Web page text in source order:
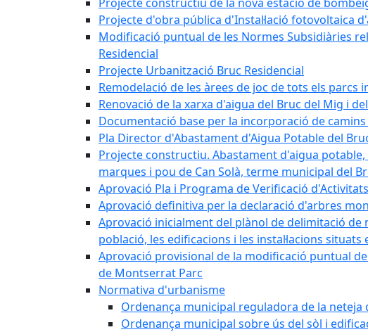
Projecte d'obra pública d'Instal·lació fotovoltaica
Modificació puntual de les Normes Subsidiàries
Residencial
Projecte Urbanització Bruc Residencial
Remodelació de les àrees de joc de tots els parcs
Renovació de la xarxa d'aigua del Bruc del Mig i
Documentació base per la incorporació de
Pla Director d'Abastament d'Aigua Potable del
Projecte constructiu. Abastament d'aigua
marques i pou de Can Solà, terme municipal del
Aprovació Pla i Programa de Verificació
Aprovació definitiva per la declaració d'arbres
Aprovació inicialment del plànol de delimitació
població, les edificacions i les instal·lacions
Aprovació provisional de la modificació puntual
de Montserrat Parc
Normativa d'urbanisme
Ordenança municipal reguladora de la
Ordenança municipal sobre ús del sòl i